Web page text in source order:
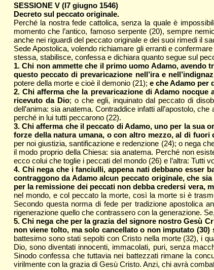
SESSIONE V (I7 giugno 1546)
Decreto sul peccato originale.
Perché la nostra fede cattolica, senza la quale è
momento che l’antico, famoso serpente (20), sempre
anche nei riguardi del peccato originale e dei suoi rimedi il
Sede Apostolica, volendo richiamare gli erranti e
stessa, stabilisce, confessa e dichiara quanto segue sul
1. Chi non ammette che il primo uomo Adamo, avendo
questo peccato di prevaricazione nell’ira e
potere della morte e cioè il demonio (21); e che Adamo per
2. Chi afferma che la prevaricazione di Adamo
ricevuto da Dio; o che egli, inquinato dal peccato di
dell’anima: sia anatema. Contraddice infatti all’apostolo,
perché in lui tutti peccarono (22).
3. Chi afferma che il peccato di Adamo, uno per la sua
forze della natura umana, o con altro mezzo, al di
per noi giustizia, santificazione e redenzione (24); o nega
il modo proprio della Chiesa: sia anatema. Perché non
ecco colui che toglie i peccati del mondo (26) e l’altra: Tutti
4. Chi nega che i fanciulli, appena nati debbano esser
contraggono da Adamo alcun peccato originale, che
per la remissione dei peccati non debba credersi vera,
nel mondo, e col peccato la morte, così la morte si è
Secondo questa norma di fede per tradizione apostolica
rigenerazione quello che contrassero con la generazione.
5. Chi nega che per la grazia del signore nostro Gesù
non viene tolto, ma solo cancellato o non imputato (30)
battesimo sono stati sepolti con Cristo nella morte (32), i
Dio, sono diventati innocenti, immacolati, puri, senza
Sinodo confessa che tuttavia nei battezzati rimane la
virilmente con la grazia di Gesù Cristo. Anzi, chi avrà